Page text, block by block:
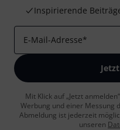
Inspirierende
E-Mail-Adresse*
Mit Klick auf „Jetzt
Werbung und einer Messung
Abmeldung ist jederzeit
unseren